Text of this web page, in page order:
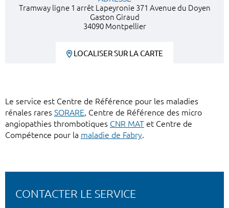
Tramway ligne 1 arrêt Lapeyronie 371 Avenue du Doyen
Gaston Giraud
34090 Montpellier
LOCALISER SUR LA CARTE
Le service est Centre de Référence pour les maladies
rénales rares SORARE, Centre de Référence des micro
angiopathies thrombotiques CNR MAT et Centre de
Compétence pour la maladie de Fabry.
CONTACTER LE SERVICE